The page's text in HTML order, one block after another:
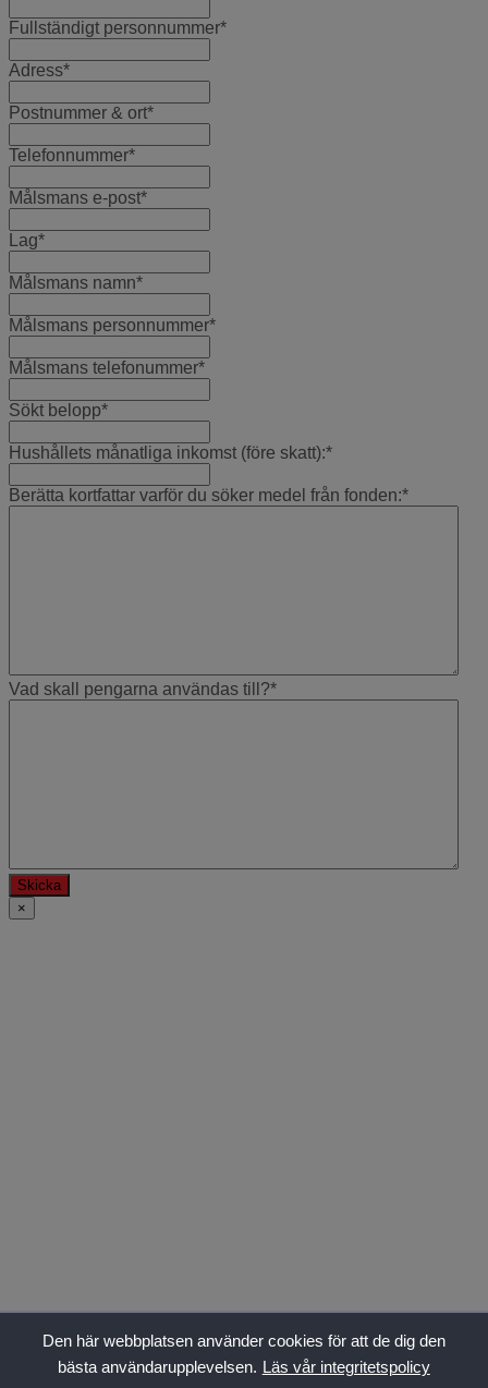
Den här webbplatsen använder cookies för att de dig den
bästa användarupplevelsen. Läs vår integritetspolicy
Fullständigt personnummer*
Adress*
Postnummer & ort*
Telefonnummer*
Målsmans e-post*
Lag*
Målsmans namn*
Målsmans personnummer*
Målsmans telefonummer*
Sökt belopp*
Hushållets månatliga inkomst (före skatt):*
Berätta kortfattar varför du söker medel från fonden:*
Vad skall pengarna användas till?*
×